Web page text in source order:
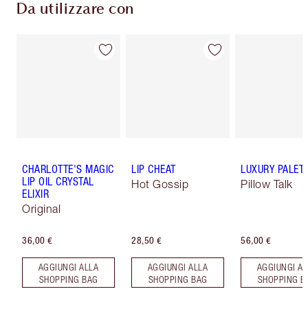
Da utilizzare con
CHARLOTTE'S MAGIC
LIP OIL CRYSTAL
ELIXIR
Original
36,00 €
AGGIUNGI ALLA
SHOPPING BAG
LIP CHEAT
Hot Gossip
28,50 €
AGGIUNGI ALLA
SHOPPING BAG
LUXURY
Pillow Talk
56,00 €
AGGIUNGI
SHOPPING